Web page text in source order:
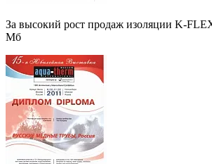
За высокий рост продаж изоляции K-
Мб